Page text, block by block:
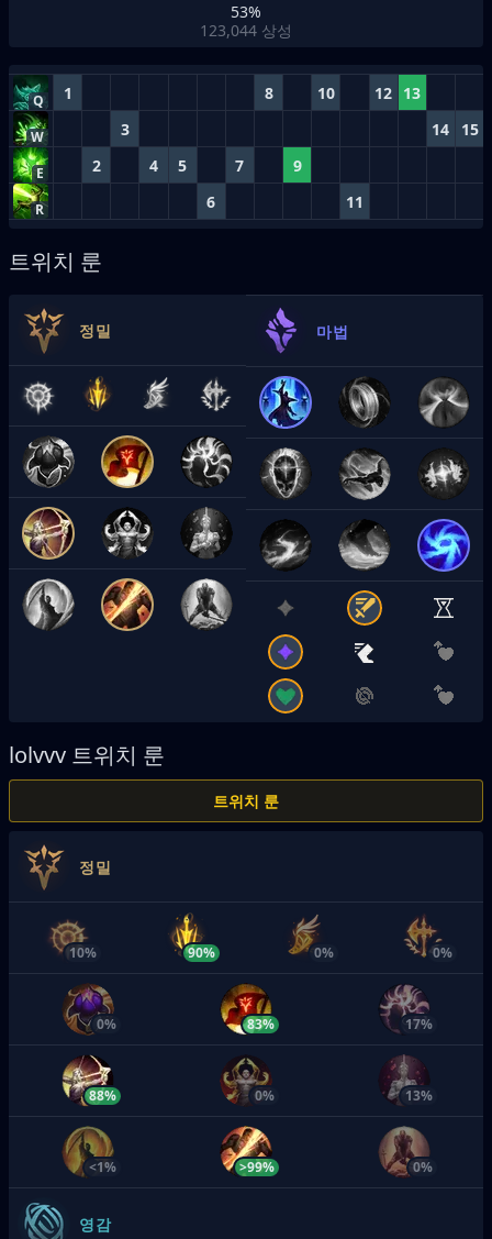
53%
123,044 상성
Q 1 8 10 12 13
W 3 14 15
E 2 4 5 7 9
R 6 11
트위치 룬
정밀 마법
lolvvv 트위치 룬
트위치 룬
정밀
10% 90% 0% 0%
0% 83% 17%
88% 0% 13%
<1% >99% 0%
영감